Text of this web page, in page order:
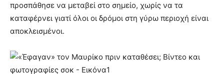
προσπάθησε να μεταβεί στο σημείο, χωρίς να τα
καταφέρνει γιατί όλοι οι δρόμοι στη γύρω περιοχή είναι
αποκλεισμένοι.